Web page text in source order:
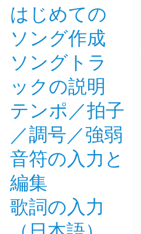
はじめての
ソング作成
ソングトラ
ックの説明
テンポ／拍子
／調号／強弱
音符の入力と
編集
歌詞の入力